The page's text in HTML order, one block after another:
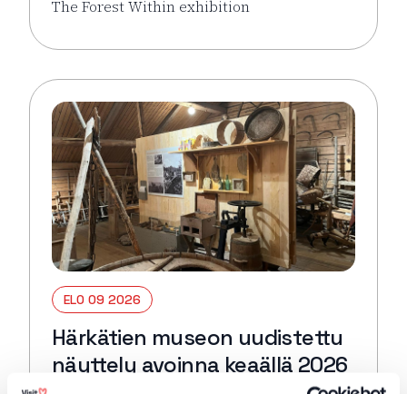
The Forest Within exhibition
Lue lisää tapahtumasta Guided tour in English:
ELO 09 2026
Härkätien museon uudistettu
näyttely avoinna keaällä 2026